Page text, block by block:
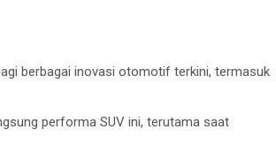
berbagai inovasi otomotif terkini, termasuk
performa SUV ini, terutama saat